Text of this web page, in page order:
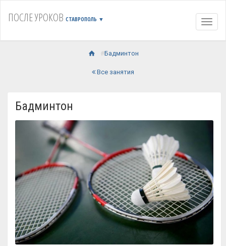
ПОСЛЕ УРОКОВ СТАВРОПОЛЬ ▼
Бадминтон
Все занятия
Бадминтон